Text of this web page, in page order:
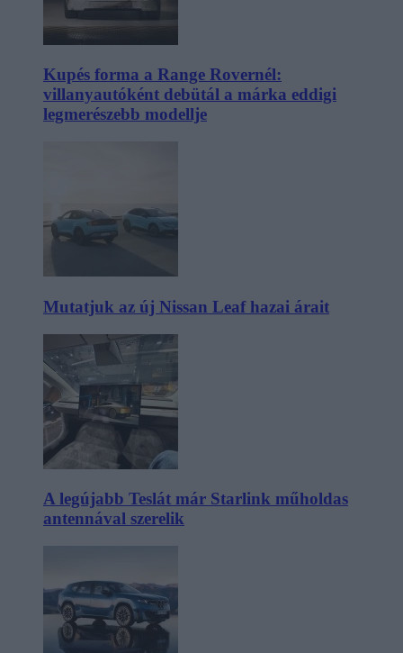
Kupés forma a Range Rovernél:
villanyautóként debütál a márka eddigi
legmerészebb modellje
Mutatjuk az új Nissan Leaf hazai árait
A legújabb Teslát már Starlink műholdas
antennával szerelik